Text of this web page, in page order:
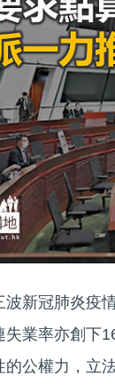
波新冠肺炎疫
失業率亦創下
的公權力，立